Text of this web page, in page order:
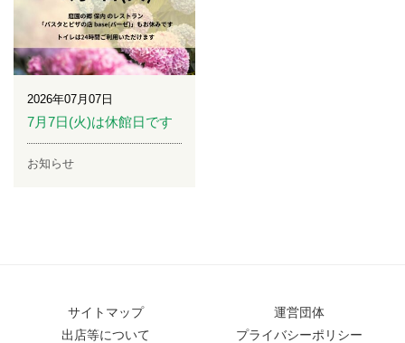
2026年07月07日
7月7日(火)は休館日です
お知らせ
サイトマップ
運営団体
出店等について
プライバシーポリシー